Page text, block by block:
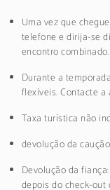
Uma vez que
telefone e dirija-se
encontro combinado.
Durante a
flexíveis. Contacte a
Taxa turística não
devolução da
Devolução da
depois do check-